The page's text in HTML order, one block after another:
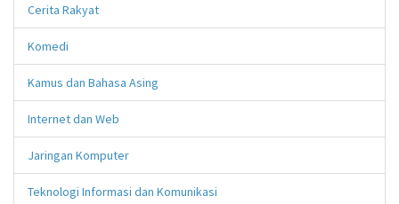
Cerita Rakyat
Komedi
Kamus dan Bahasa Asing
Internet dan Web
Jaringan Komputer
Teknologi Informasi dan Komunikasi